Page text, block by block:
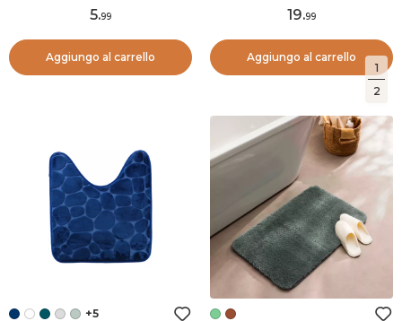
1
2
5.99
Aggiungo al carrello
19.99
Aggiungo al carrello
+5